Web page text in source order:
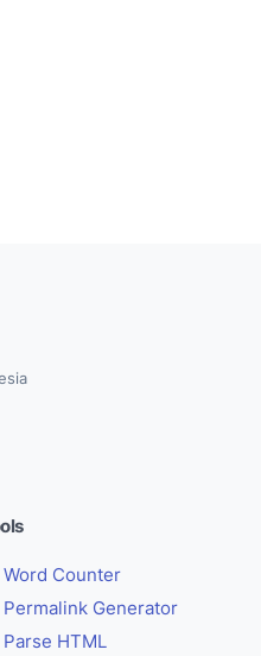
Word Counter
Permalink Generator
Parse HTML